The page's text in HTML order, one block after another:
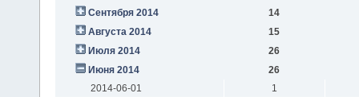
Сентября 2014
14
Августа 2014
15
Июля 2014
26
Июня 2014
26
2014-06-01
1